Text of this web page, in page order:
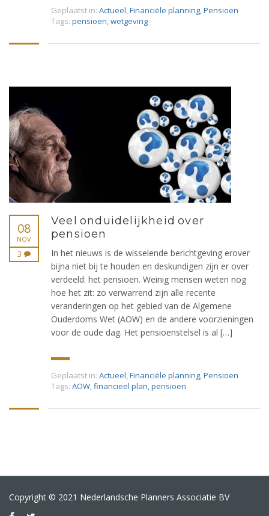
Geplaatst in: Actueel,Financiële planning,Pensioen
Tags: pensioen,wetgeving
08
NOV
3
Veel onduidelijkheid over
pensioen
In het nieuws is de wisselende berichtgeving erover
bijna niet bij te houden en deskundigen zijn er over
verdeeld: het pensioen. Weinig mensen weten nog
hoe het zit: zo verwarrend zijn alle recente
veranderingen op het gebied van de Algemene
Ouderdoms Wet (AOW) en de andere voorzieningen
voor de oude dag. Het pensioenstelsel is al […]
Geplaatst in: Actueel,Financiële planning,Pensioen
Tags: AOW,financieel plan,pensioen
Copyright © 2021 Nederlandsche Planners Associatie BV